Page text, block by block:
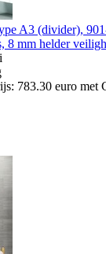
A3 (divider),
8 mm helder
783.30 euro met